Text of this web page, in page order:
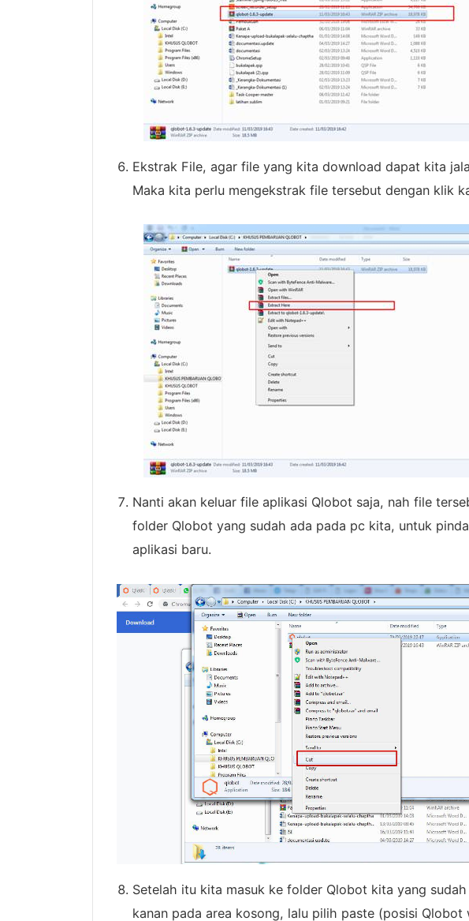
Ekstrak File, agar file yang kita download dapat kita
Maka kita perlu mengekstrak file tersebut dengan klik
Nanti akan keluar file aplikasi Qlobot saja, nah file
folder Qlobot yang sudah ada pada pc kita, untuk
aplikasi baru.
Setelah itu kita masuk ke folder Qlobot kita yang
kanan pada area kosong, lalu pilih paste (posisi Qlobot